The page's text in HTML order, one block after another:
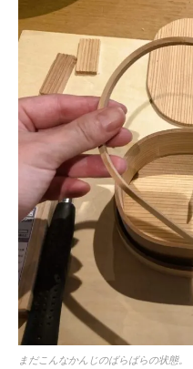
まだこんなかんじのばらばらの状態。